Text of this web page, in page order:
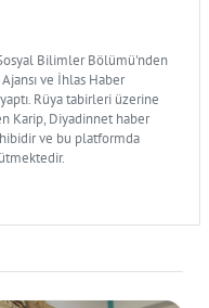
Bilimler Bölümü'nden
ve İhlas Haber
Rüya tabirleri üzerine
Karip, Diyadinnet haber
ve bu platformda